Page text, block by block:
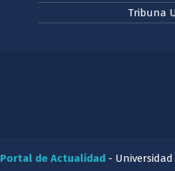
Tribuna
Portal de Actualidad- Universidad